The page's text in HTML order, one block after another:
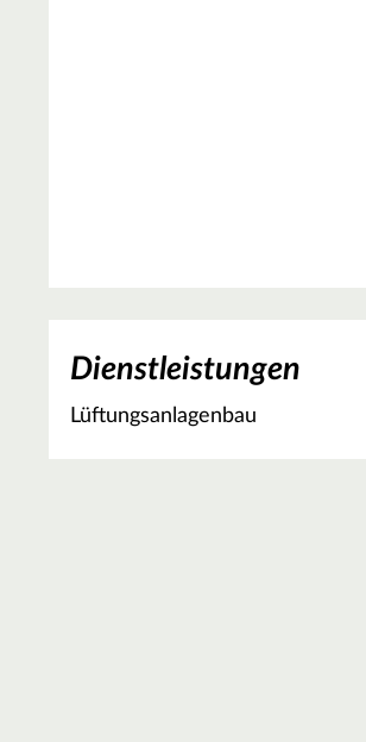
Dienstleistungen
Lüftungsanlagenbau